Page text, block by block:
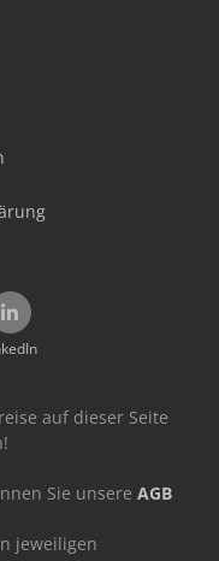
auf dieser Seite
Sie unsere AGB
jeweiligen